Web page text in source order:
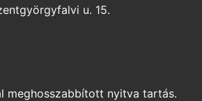
u. 15.
meghosszabbított nyitva tartás.